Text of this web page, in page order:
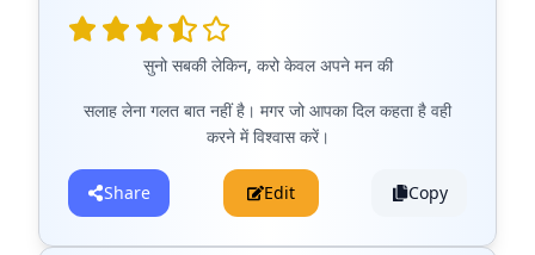
सुनो सबकी लेकिन, करो केवल अपने मन की
सलाह लेना गलत बात नहीं है। मगर जो आपका दिल कहता है वही
करने में विश्वास करें।
Share Edit Copy